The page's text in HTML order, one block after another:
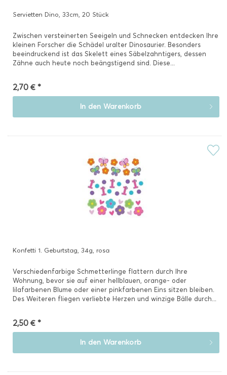
Servietten Dino, 33cm, 20 Stück
Zwischen versteinerten Seeigeln und Schnecken entdecken Ihre
kleinen Forscher die Schädel uralter Dinosaurier. Besonders
beeindruckend ist das Skelett eines Säbelzahntigers, dessen
Zähne auch heute noch beängstigend sind. Diese...
2,70 € *
In den Warenkorb
Konfetti 1. Geburtstag, 34g, rosa
Verschiedenfarbige Schmetterlinge flattern durch Ihre
Wohnung, bevor sie auf einer hellblauen, orange- oder
lilafarbenen Blume oder einer pinkfarbenen Eins sitzen bleiben.
Des Weiteren fliegen verliebte Herzen und winzige Bälle durch...
2,50 € *
In den Warenkorb